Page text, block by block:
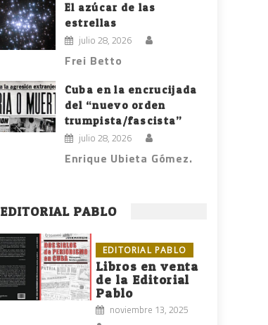
El azúcar de las
estrellas
julio 28, 2026
Frei Betto
Cuba en la encrucijada
del “nuevo orden
trumpista/fascista”
julio 28, 2026
Enrique Ubieta Gómez.
EDITORIAL PABLO
EDITORIAL PABLO
Libros en venta
de la Editorial
Pablo
noviembre 13, 2025